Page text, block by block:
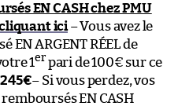
EN CASH chez PMU
ici– Vous avez le
EN ARGENT RÉEL de
1er pari de 100€ sur ce
245€– Si vous perdez, vos
EN CASH